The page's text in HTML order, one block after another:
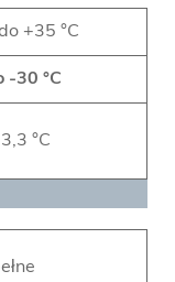
+35 °C
-30 °C
°C